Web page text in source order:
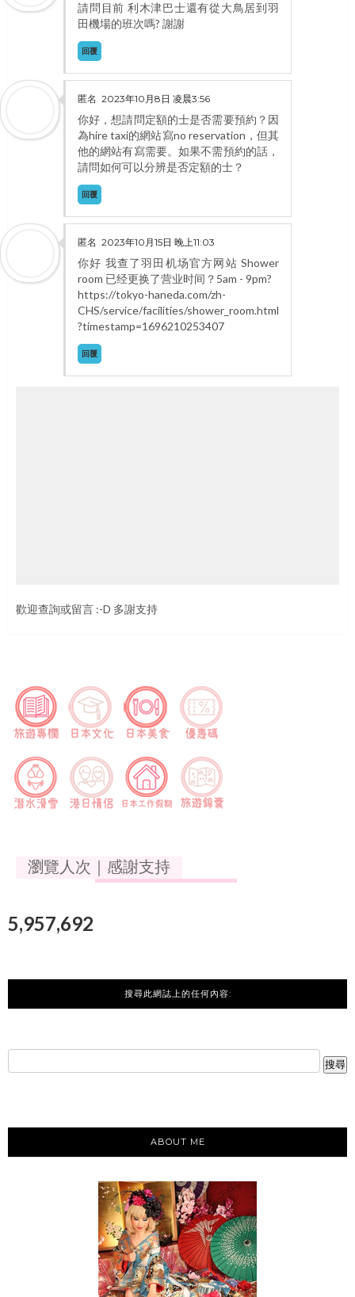
請問目前 利木津巴士還有從大鳥居到羽
田機場的班次嗎? 謝謝
回覆
匿名 2023年10月8日 凌晨3:56
你好，想請問定額的士是否需要預約？因
為hire taxi的網站寫no reservation，但其
他的網站有寫需要。如果不需預約的話，
請問如何可以分辨是否定額的士？
回覆
匿名 2023年10月15日 晚上11:03
你好 我查了羽田机场官方网站 Shower
room 已经更换了营业时间？5am - 9pm?
https://tokyo-haneda.com/zh-
CHS/service/facilities/shower_room.html
?timestamp=1696210253407
回覆
歡迎查詢或留言 :-D 多謝支持
瀏覽人次｜感謝支持
5,957,692
搜尋此網誌上的任何內容:
ABOUT ME